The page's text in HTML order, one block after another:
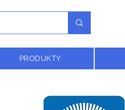
PRODUKTY